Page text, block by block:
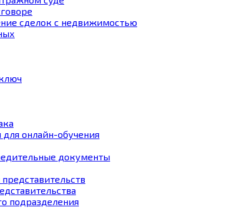
сделок с недвижимостью
для онлайн-обучения
документы
подразделения